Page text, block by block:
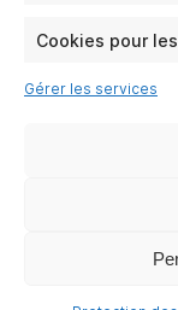
Cookies pour
Gérer les services